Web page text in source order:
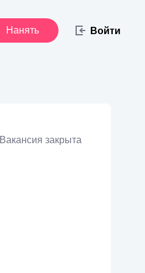
Нанять Войти
Вакансия закрыта